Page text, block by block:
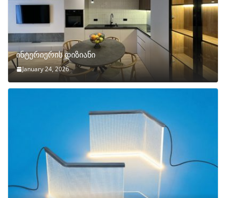
ინტერიერის დიზიანი
January 24, 2026